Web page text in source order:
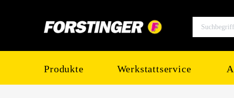
Produkte Werkstattservice